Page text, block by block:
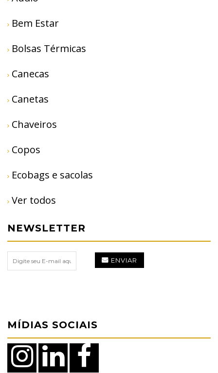
Bem Estar
Bolsas Térmicas
Canecas
Canetas
Chaveiros
Copos
Ecobags e sacolas
Ver todos
NEWSLETTER
ENVIAR
MÍDIAS SOCIAIS